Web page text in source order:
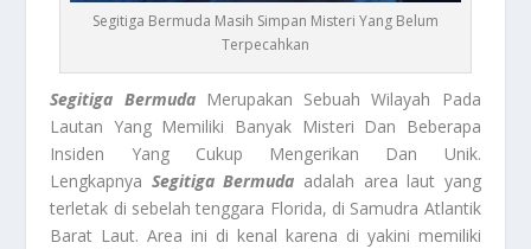
Segitiga Bermuda Masih Simpan Misteri Yang Belum
Terpecahkan
Segitiga BermudaMerupakan Sebuah Wilayah Pada
Lautan Yang Memiliki Banyak Misteri Dan Beberapa
Insiden Yang Cukup Mengerikan Dan Unik.
Lengkapnya Segitiga Bermuda adalah area laut yang
terletak di sebelah tenggara Florida, di Samudra Atlantik
Barat Laut. Area ini di kenal karena di yakini memiliki